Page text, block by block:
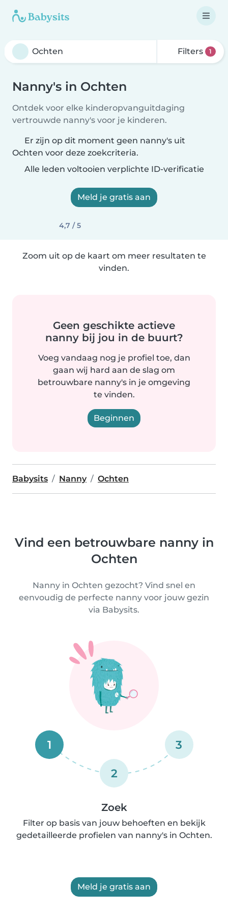
Filters 1
Nanny's in Ochten
Ontdek voor elke kinderopvanguitdaging
vertrouwde nanny's voor je kinderen.
Er zijn op dit moment geen nanny's uit
Ochten voor deze zoekcriteria.
Alle leden voltooien verplichte ID-verificatie
Meld je gratis aan
4,7 / 5
Zoom uit op de kaart om meer resultaten te
vinden.
Geen geschikte actieve
nanny bij jou in de buurt?
Voeg vandaag nog je profiel toe, dan
gaan wij hard aan de slag om
betrouwbare nanny's in je omgeving
te vinden.
Beginnen
Babysits Nanny Ochten
Vind een betrouwbare nanny in
Ochten
Nanny in Ochten gezocht? Vind snel en
eenvoudig de perfecte nanny voor jouw gezin
via Babysits.
1
2
3
Zoek
Filter op basis van jouw behoeften en bekijk
gedetailleerde profielen van nanny's in Ochten.
Meld je gratis aan